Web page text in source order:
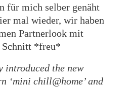
für mich selber genäht
mal wieder, wir haben
Partnerlook mit
Schnitt *freu*
introduced the new
‘mini chill@home’ and